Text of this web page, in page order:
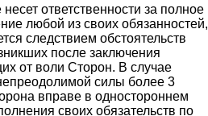
ответственности за полное
любой из своих обязанностей,
следствием обстоятельств
после заключения
от воли Сторон. В случае
силы более 3
вправе в одностороннем
своих обязательств по